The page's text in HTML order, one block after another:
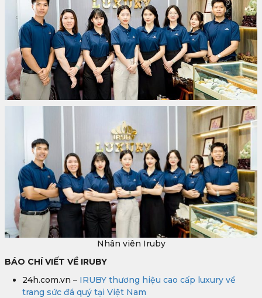
Nhân viên Iruby
BÁO CHÍ VIẾT VỀ IRUBY
24h.com.vn – IRUBY thương hiệu cao cấp luxury về
trang sức đá quý tại Việt Nam